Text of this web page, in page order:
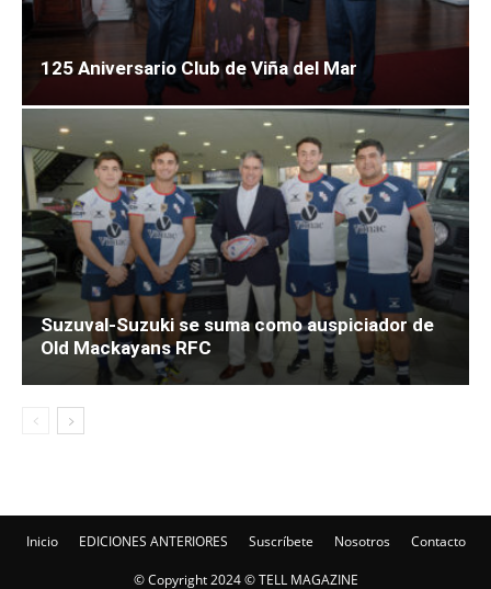
125 Aniversario Club de Viña del Mar
Suzuval-Suzuki se suma como auspiciador de
Old Mackayans RFC
Inicio EDICIONES ANTERIORES Suscríbete Nosotros Contacto
© Copyright 2024 © TELL MAGAZINE